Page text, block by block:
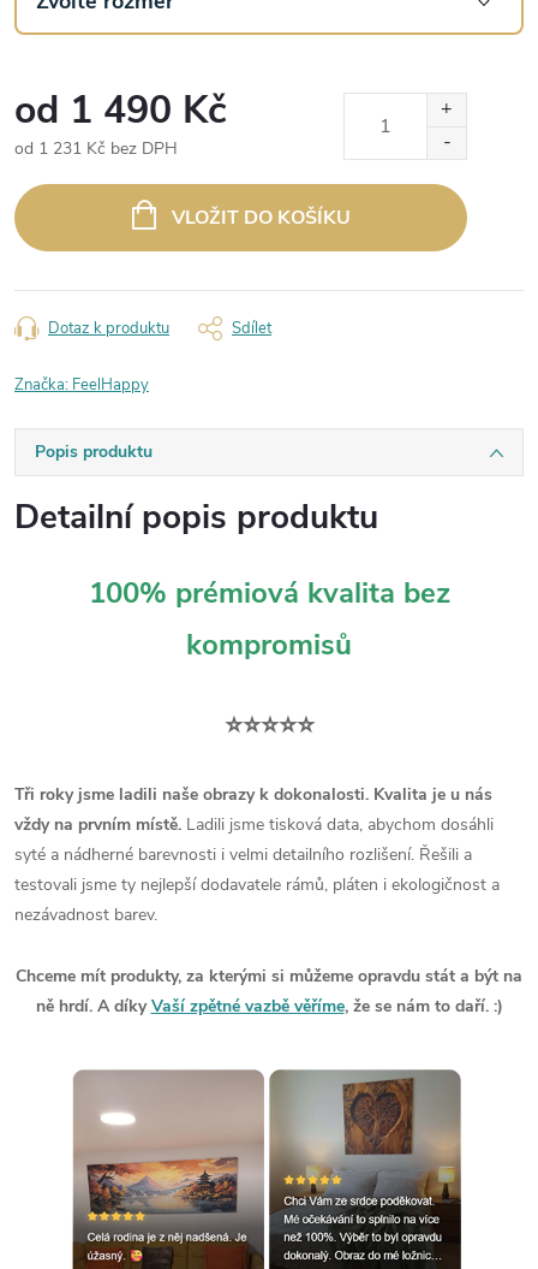
od 1 490 Kč
od 1 231 Kč bez DPH
cena:
VLOŽIT DO KOŠÍKU
Dotaz k produktu Sdílet
Značka: FeelHappy
Popis produktu
Detailní popis produktu
100% prémiová kvalita bez
kompromisů
⭐⭐⭐⭐⭐
Tři roky jsme ladili naše obrazy k dokonalosti. Kvalita je u nás
vždy na prvním místě. Ladili jsme tisková data, abychom dosáhli
syté a nádherné barevnosti i velmi detailního rozlišení. Řešili a
testovali jsme ty nejlepší dodavatele rámů, pláten i ekologičnost a
nezávadnost barev.
Chceme mít produkty, za kterými si můžeme opravdu stát a být na
ně hrdí. A díkyVaší zpětné vazbě věříme, že se nám to daří. :)